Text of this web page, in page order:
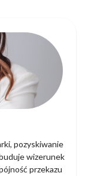
pozyskiwanie
wizerunek
przekazu